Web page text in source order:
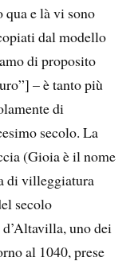
qua e là vi sono
dal modello
di proposito
– è tanto più
di
secolo. La
(Gioia è il nome
di villeggiatura
secolo
uno dei
al 1040, prese